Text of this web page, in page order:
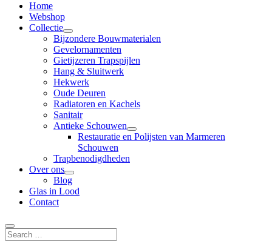
Home
Webshop
Collectie
Bijzondere Bouwmaterialen
Gevelornamenten
Gietijzeren Trapspijlen
Hang & Sluitwerk
Hekwerk
Oude Deuren
Radiatoren en Kachels
Sanitair
Antieke Schouwen
Restauratie en Polijsten van Marmeren
Schouwen
Trapbenodigdheden
Over ons
Blog
Glas in Lood
Contact